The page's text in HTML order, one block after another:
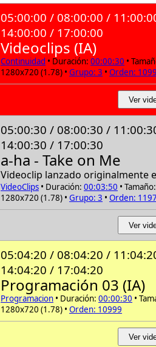
05:00:00 / 08:00:00 /
14:00:00 / 17:00:00
Videoclips (IA)
Continuidad • Duración: 00:00:30 •
1280x720 (1.78) • Grupo: 3 • Orden:
Ver
05:00:30 / 08:00:30 /
14:00:30 / 17:00:30
a-ha - Take on Me
Videoclip lanzado originalmente
VideoClips • Duración: 00:03:50 • Tamaño:
1280x720 (1.78) • Grupo: 3 • Orden:
Ver
05:04:20 / 08:04:20 /
14:04:20 / 17:04:20
Programación 03 (IA)
Programacion • Duración: 00:00:30 •
1280x720 (1.78) • Orden: 10999
Ver